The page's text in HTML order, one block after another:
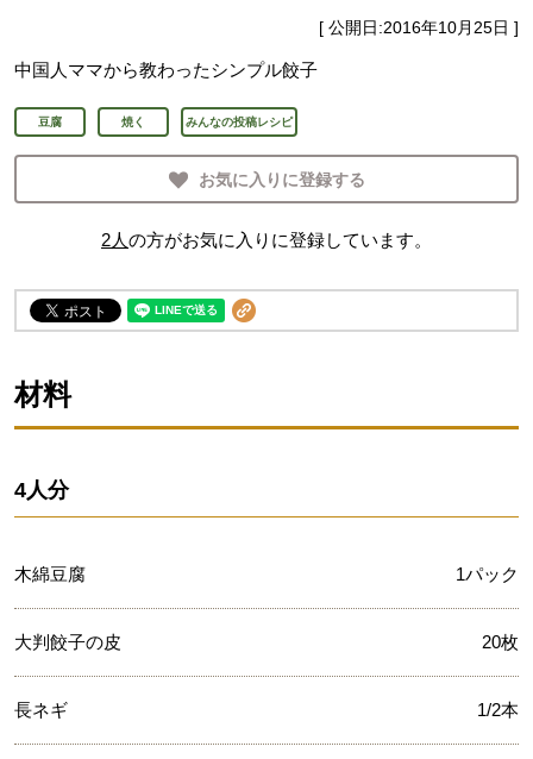
[ 公開日:2016年10月25日 ]
中国人ママから教わったシンプル餃子
豆腐 焼く みんなの投稿レシピ
お気に入りに登録する
2人の方がお気に入りに登録しています。
材料
4人分
木綿豆腐 1パック
大判餃子の皮 20枚
長ネギ 1/2本